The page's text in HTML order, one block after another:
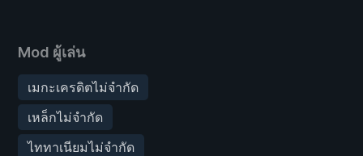
Mod ผู้เล่น
เมกะเครดิตไม่จำกัด
เหล็กไม่จำกัด
ไททาเนียมไม่จำกัด